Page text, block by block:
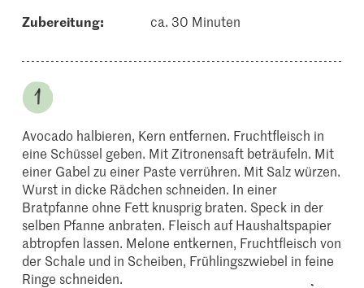
Zubereitung: ca. 30 Minuten
Avocado halbieren, Kern entfernen. Fruchtfleisch in
eine Schüssel geben. Mit Zitronensaft beträufeln. Mit
einer Gabel zu einer Paste verrühren. Mit Salz würzen.
Wurst in dicke Rädchen schneiden. In einer
Bratpfanne ohne Fett knusprig braten. Speck in der
selben Pfanne anbraten. Fleisch auf Haushaltspapier
abtropfen lassen. Melone entkernen, Fruchtfleisch von
der Schale und in Scheiben, Frühlingszwiebel in feine
Ringe schneiden.